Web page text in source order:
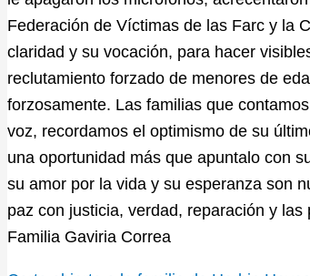
Federación de Víctimas de las Farc y la
claridad y su vocación, para hacer
reclutamiento forzado de menores de
forzosamente. Las familias que
voz, recordamos el optimismo de su
una oportunidad más que apuntalo con
su amor por la vida y su esperanza son
paz con justicia, verdad, reparación y
Familia Gaviria Correa